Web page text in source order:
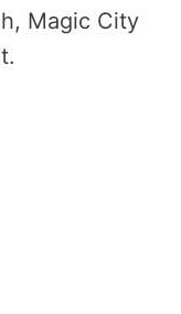
Magic City